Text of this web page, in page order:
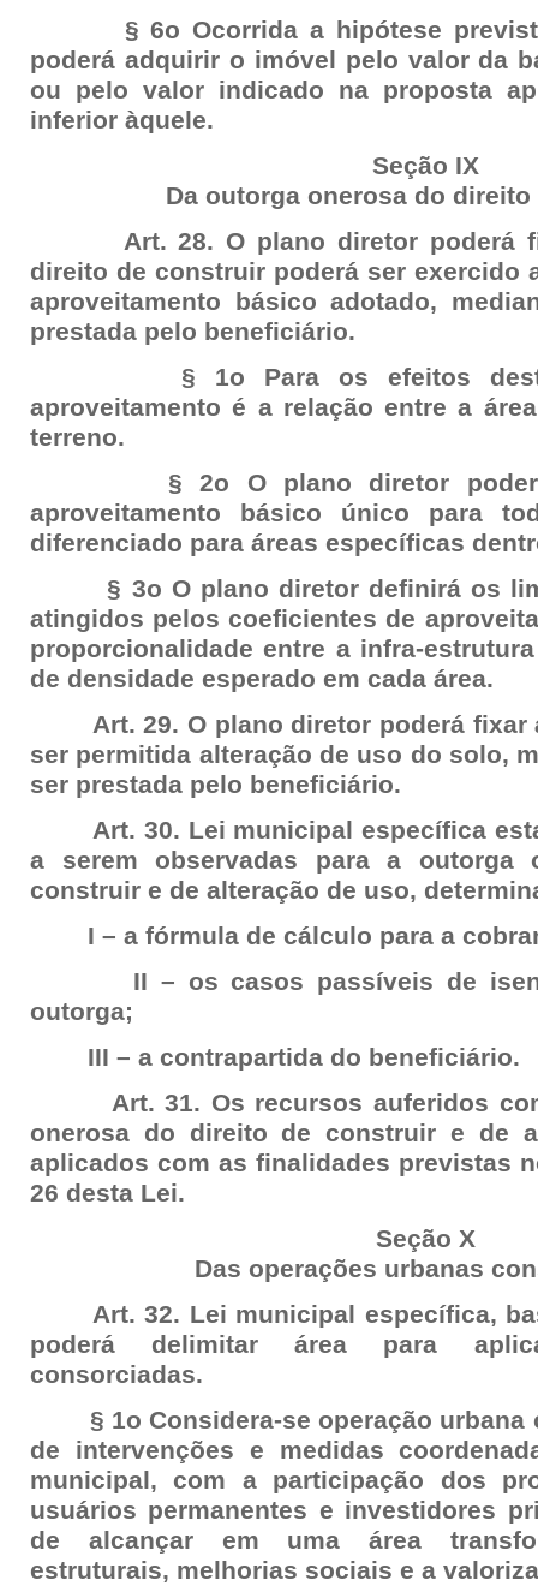
§ 6o Ocorrida a hipótese
poderá adquirir o imóvel pelo valor da
ou pelo valor indicado na proposta
inferior àquele.
Seção IX
Da outorga onerosa do
Art. 28. O plano diretor poderá
direito de construir poderá ser exercido
aproveitamento básico adotado,
prestada pelo beneficiário.
§ 1o Para os efeitos desta
aproveitamento é a relação entre a
terreno.
§ 2o O plano diretor poderá
aproveitamento básico único para
diferenciado para áreas específicas
§ 3o O plano diretor definirá os
atingidos pelos coeficientes de
proporcionalidade entre a infra-
de densidade esperado em cada área.
Art. 29. O plano diretor poderá fixar
ser permitida alteração de uso do solo,
ser prestada pelo beneficiário.
Art. 30. Lei municipal específica
a serem observadas para a outorga
construir e de alteração de uso,
I – a fórmula de cálculo para a
II – os casos passíveis de
outorga;
III – a contrapartida do beneficiário.
Art. 31. Os recursos auferidos
onerosa do direito de construir e de
aplicados com as finalidades previstas
26 desta Lei.
Seção X
Das operações urbanas
Art. 32. Lei municipal específica,
poderá delimitar área para
consorciadas.
§ 1o Considera-se operação urbana
de intervenções e medidas
municipal, com a participação dos
usuários permanentes e investidores
de alcançar em uma área
estruturais, melhorias sociais e a